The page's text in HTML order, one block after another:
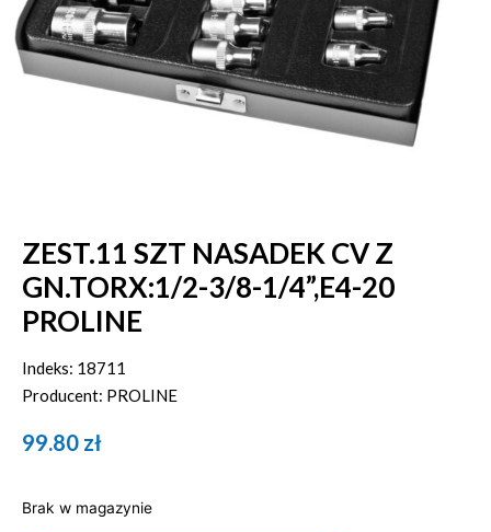
ZEST.11 SZT NASADEK CV Z
GN.TORX:1/2-3/8-1/4”,E4-20
PROLINE
Indeks: 18711
Producent: PROLINE
99.80 zł
Brak w magazynie